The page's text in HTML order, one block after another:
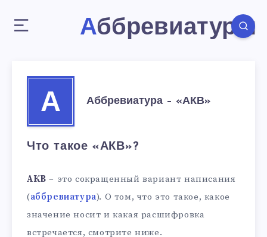
Аббревиатуры
А Аббревиатура – «АКВ»
Что такое «АКВ»?
АКВ – это сокращенный вариант написания
(аббревиатура). О том, что это такое, какое
значение носит и какая расшифровка
встречается, смотрите ниже.